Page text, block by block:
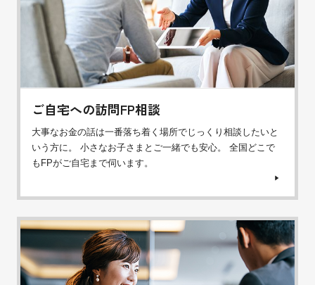
ご自宅への訪問FP相談
大事なお金の話は一番落ち着く場所でじっくり相談したいと
いう方に。 小さなお子さまとご一緒でも安心。 全国どこで
もFPがご自宅まで伺います。